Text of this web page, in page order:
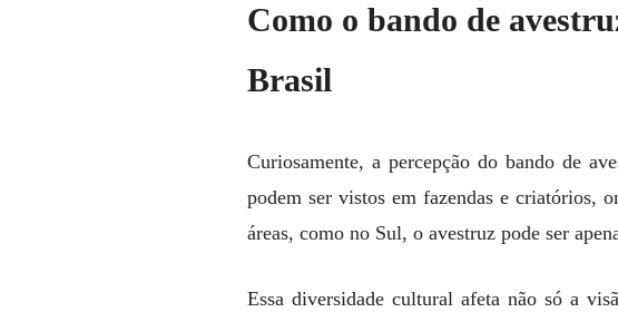
Como o bando de
Brasil
Curiosamente, a percepção do bando de
podem ser vistos em fazendas e criatórios,
áreas, como no Sul, o avestruz pode ser
Essa diversidade cultural afeta não só a